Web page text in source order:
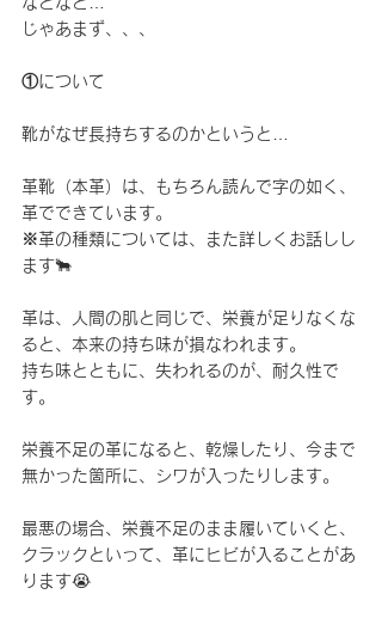
じゃあまず、、、
①について
靴がなぜ長持ちするのかというと
革靴（本革）は、もちろん読んで字の如く、
革でできています。
※革の種類については、また詳しくお話しし
ます🐂
革は、人間の肌と同じで、栄養が足りなくな
ると、本来の持ち味が損なわれます。
持ち味とともに、失われるのが、耐久性で
す。
栄養不足の革になると、乾燥したり、今まで
無かった箇所に、シワが入ったりします。
最悪の場合、栄養不足のまま履いていくと、
クラックといって、革にヒビが入ることがあ
ります😭